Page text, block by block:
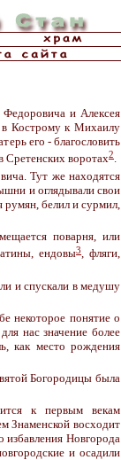
и Алексея
в Кострому к Михаилу
его - благословить
воротах2.
Тут же находятся
и оглядывали свои
румян, белил и сурмил,
поварня, или
ендовы3, фляги,
и спускали в медушу
некоторое понятие о
нас значение более
как место рождения
Богородицы была
к первым векам
Знаменской восходит
избавления Новгорода
и осадили